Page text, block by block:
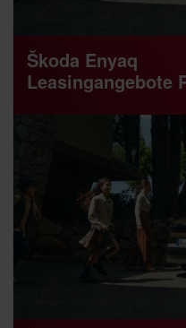
Škoda Enyaq
Leasingangebote